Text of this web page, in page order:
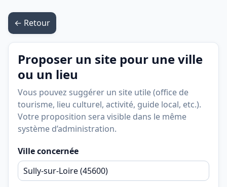
← Retour
Proposer un site pour une ville
ou un lieu
Vous pouvez suggérer un site utile (office de
tourisme, lieu culturel, activité, guide local, etc.).
Votre proposition sera visible dans le même
système d’administration.
Ville concernée